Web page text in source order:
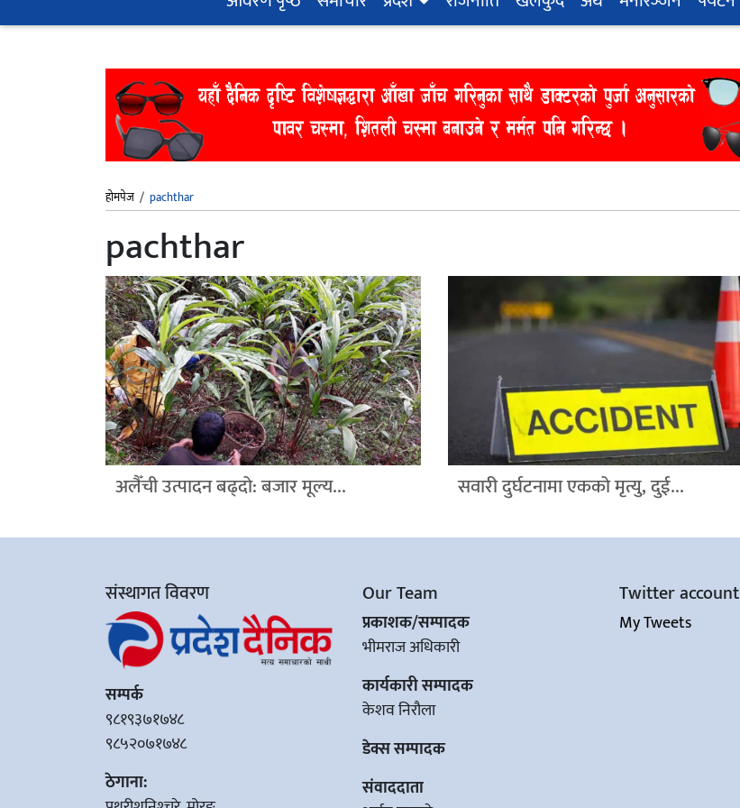
होमपेज / pachthar
pachthar
अलैँची उत्पादन बढ्दो: बजार मूल्य... सवारी दुर्घटनामा एकको मृत्यु, दुई...
संस्थागत विवरण
सम्पर्क
९८१९३७१७४८
९८५२०७१७४८
ठेगाना:
Our Team
प्रकाशक/सम्पादक
भीमराज अधिकारी
कार्यकारी सम्पादक
केशव निरौला
डेक्स सम्पादक
संवाददाता
Twitter account
My Tweets